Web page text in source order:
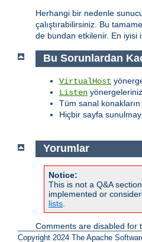
Herhangi bir nedenle
çalıştırabilirsiniz. Bu
de bundan etkilenir. En iyisi
Bu Sorunlardan
VirtualHost
Listen
Tüm sanal konakların
Hiçbir sayfa
Yorumlar
Notice:
This is not a Q&A
implemented or
lists
Comments are disabled for
Copyright 2024 The Apache